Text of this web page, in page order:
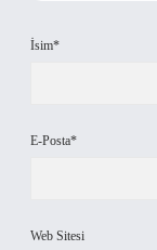
İsim*
E-Posta*
Web Sitesi